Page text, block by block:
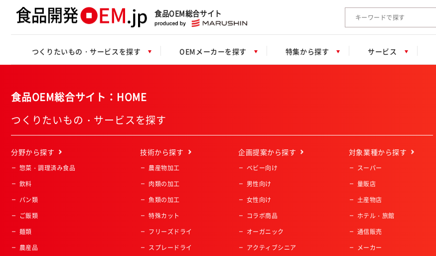
食品OEM総合サイト
検索キーワード入力
つくりたいもの・サービスを探す OEMメーカーを探す 特集から探す サービス
食品OEM総合サイト：HOME
つくりたいもの・サービスを探す
分野から探す
惣菜・調理済み食品
飲料
パン類
ご飯類
麺類
農産品
技術から探す
農産物加工
肉類の加工
魚類の加工
特殊カット
フリーズドライ
スプレードライ
企画提案から探す
ベビー向け
男性向け
女性向け
コラボ商品
オーガニック
アクティブシニア
対象業種から探す
スーパー
量販店
土産物店
ホテル・旅館
通信販売
メーカー